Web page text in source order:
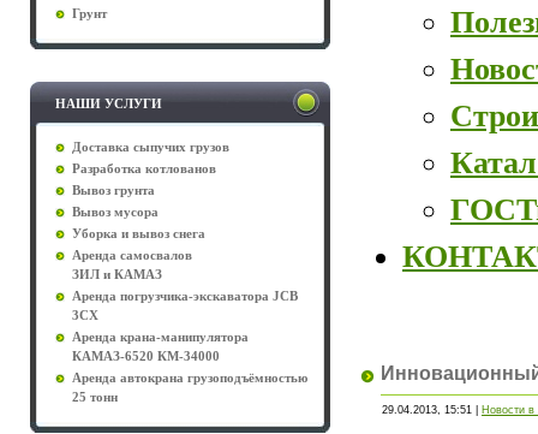
Грунт
НАШИ УСЛУГИ
Доставка сыпучих грузов
Разработка котлованов
Вывоз грунта
Вывоз мусора
Уборка и вывоз снега
Аренда самосвалов
ЗИЛ и КАМАЗ
Аренда погрузчика-экскаватора JCB
3CX
Аренда крана-манипулятора
КАМАЗ-6520 КМ-34000
Аренда автокрана грузоподъёмностью
25 тонн
29.04.2013, 15:51 | Новости в